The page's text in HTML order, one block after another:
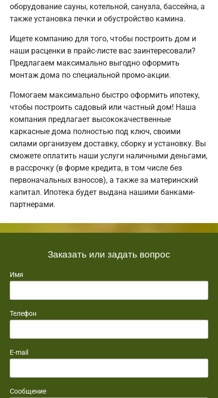
оборудование сауны, котельной, санузла, бассейна, а
также установка печки и обустройство камина.
Ищете компанию для того, чтобы построить дом и
наши расценки в прайс-листе вас заинтересовали?
Предлагаем максимально выгодно оформить
монтаж дома по специальной промо-акции.
Помогаем максимально быстро оформить ипотеку,
чтобы построить садовый или частный дом! Наша
компания предлагает высококачественные
каркасные дома полностью под ключ, своими
силами организуем доставку, сборку и установку. Вы
сможете оплатить наши услуги наличными деньгами,
в рассрочку (в форме кредита, в том числе без
первоначальных взносов), а также за материнский
капитал. Ипотека будет выдана нашими банками-
партнерами.
Заказать или задать вопрос
Имя
Телефон
E-mail
Сообщение